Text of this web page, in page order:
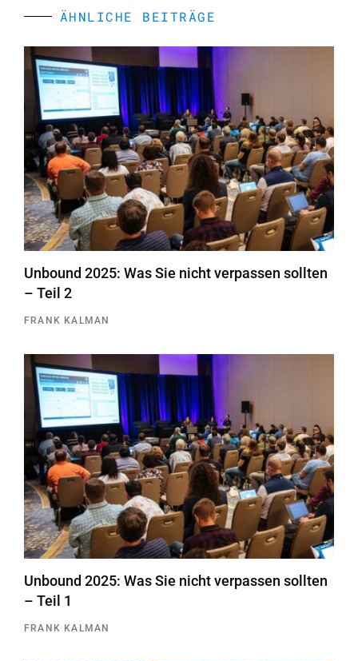
ÄHNLICHE BEITRÄGE
Unbound 2025: Was Sie nicht verpassen sollten
– Teil 2
FRANK KALMAN
Unbound 2025: Was Sie nicht verpassen sollten
– Teil 1
FRANK KALMAN